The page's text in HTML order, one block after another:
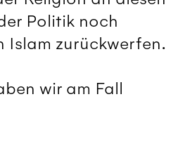
Politik noch
Islam zurückwerfen.
wir am Fall